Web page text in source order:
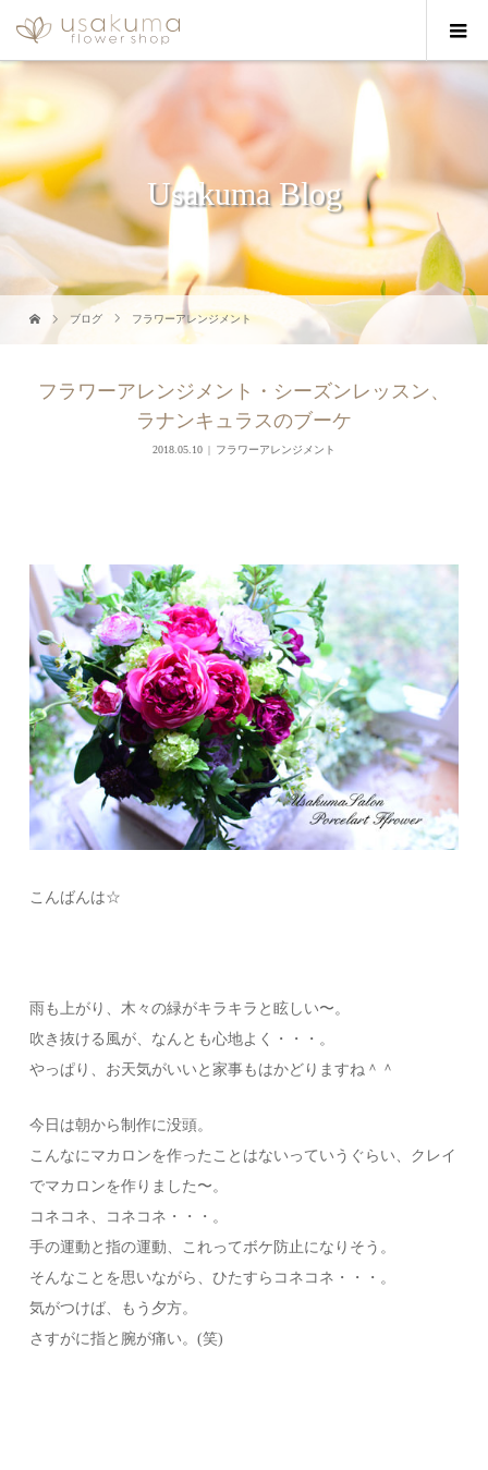
Usakuma Blog
ブログ フラワーアレンジメント
フラワーアレンジメント・シーズンレッスン、
ラナンキュラスのブーケ
2018.05.10 フラワーアレンジメント
こんばんは☆
雨も上がり、木々の緑がキラキラと眩しい〜。
吹き抜ける風が、なんとも心地よく・・・。
やっぱり、お天気がいいと家事もはかどりますね＾＾
今日は朝から制作に没頭。
こんなにマカロンを作ったことはないっていうぐらい、クレイ
でマカロンを作りました〜。
コネコネ、コネコネ・・・。
手の運動と指の運動、これってボケ防止になりそう。
そんなことを思いながら、ひたすらコネコネ・・・。
気がつけば、もう夕方。
さすがに指と腕が痛い。(笑)